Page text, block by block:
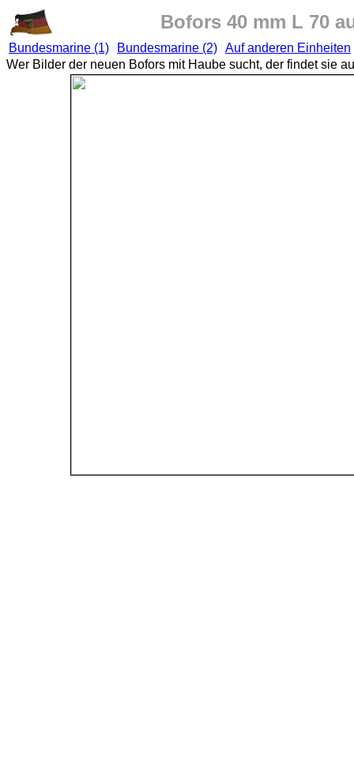
Bofors 40 mm L 70
Bundesmarine (1) Bundesmarine (2) Auf anderen Einheiten
Wer Bilder der neuen Bofors mit Haube sucht, der findet sie